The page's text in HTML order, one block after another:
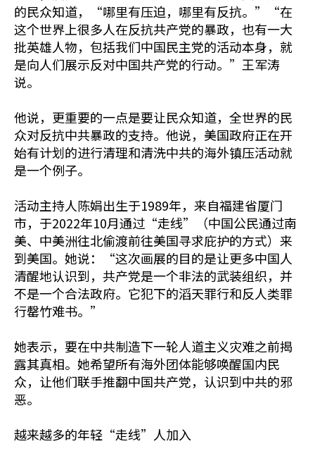
的民众知道，“哪里有压迫，哪里有反抗。”“在
这个世界上很多人在反抗共产党的暴政，也有一大
批英雄人物，包括我们中国民主党的活动本身，就
是向人们展示反对中国共产党的行动。”王军涛
说。
他说，更重要的一点是要让民众知道，全世界的民
众对反抗中共暴政的支持。他说，美国政府正在开
始有计划的进行清理和清洗中共的海外镇压活动就
是一个例子。
活动主持人陈娟出生于1989年，来自福建省厦门
市，于2022年10月通过“走线”（中国公民通过南
美、中美洲往北偷渡前往美国寻求庇护的方式）来
到美国。她说：“这次画展的目的是让更多中国人
清醒地认识到，共产党是一个非法的武装组织，并
不是一个合法政府。它犯下的滔天罪行和反人类罪
行罄竹难书。”
她表示，要在中共制造下一轮人道主义灾难之前揭
露其真相。她希望所有海外团体能够唤醒国内民
众，让他们联手推翻中国共产党，认识到中共的邪
恶。
越来越多的年轻“走线”人加入